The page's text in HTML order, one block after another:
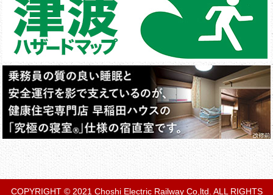
COPYRIGHT © 2021 Choshi Electric Railway Co,ltd. ALL RIGHTS